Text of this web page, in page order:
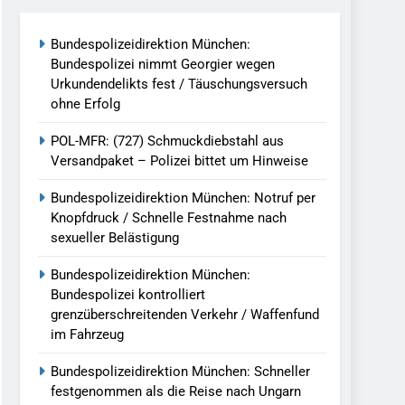
Verkehr / Waffenfund Im
Beendet / Bundespolizei Nimmt
Aufgefunden – Tierheim Übernimmt
Ermittlungen Der Finanzkontrolle
In Saarbrücken
/ Bundespolizei Ermittelt Wegen
Bundespolizeidirektion München:
Bundespolizei nimmt Georgier wegen
Urkundendelikts fest / Täuschungsversuch
ohne Erfolg
POL-MFR: (727) Schmuckdiebstahl aus
Versandpaket – Polizei bittet um Hinweise
Bundespolizeidirektion München: Notruf per
Knopfdruck / Schnelle Festnahme nach
sexueller Belästigung
Bundespolizeidirektion München:
Bundespolizei kontrolliert
grenzüberschreitenden Verkehr / Waffenfund
im Fahrzeug
Bundespolizeidirektion München: Schneller
festgenommen als die Reise nach Ungarn